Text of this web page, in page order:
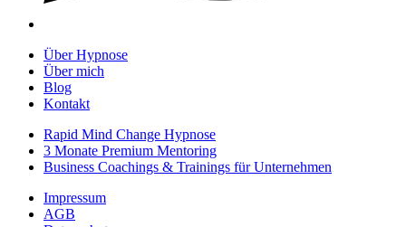
Über Hypnose
Über mich
Blog
Kontakt
Rapid Mind Change Hypnose
3 Monate Premium Mentoring
Business Coachings & Trainings für Unternehmen
Impressum
AGB